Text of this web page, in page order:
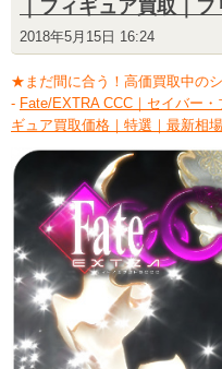
｜フィギュア買取｜
2018年5月15日 16:24
★まだ間に合う！高価買取中の
- Fate/EXTRA CCC｜セイバー
ギュア買取価格｜特選｜最新相